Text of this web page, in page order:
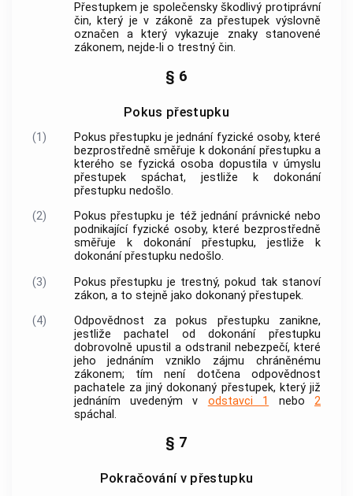
Přestupkem je společensky škodlivý protiprávní
čin, který je v zákoně za přestupek výslovně
označen a který vykazuje znaky stanovené
zákonem, nejde-li o trestný čin.
§ 6
Pokus přestupku
(1)
Pokus přestupku je jednání fyzické osoby, které
bezprostředně směřuje k dokonání přestupku a
kterého se fyzická osoba dopustila v úmyslu
přestupek spáchat, jestliže k dokonání
přestupku nedošlo.
(2)
Pokus přestupku je též jednání právnické nebo
podnikající fyzické osoby, které bezprostředně
směřuje k dokonání přestupku, jestliže k
dokonání přestupku nedošlo.
(3)
Pokus přestupku je trestný, pokud tak stanoví
zákon, a to stejně jako dokonaný přestupek.
(4)
Odpovědnost za pokus přestupku zanikne,
jestliže pachatel od dokonání přestupku
dobrovolně upustil a odstranil nebezpečí, které
jeho jednáním vzniklo zájmu chráněnému
zákonem; tím není dotčena odpovědnost
pachatele za jiný dokonaný přestupek, který již
jednáním uvedeným v odstavci 1 nebo2
spáchal.
§ 7
Pokračování v přestupku